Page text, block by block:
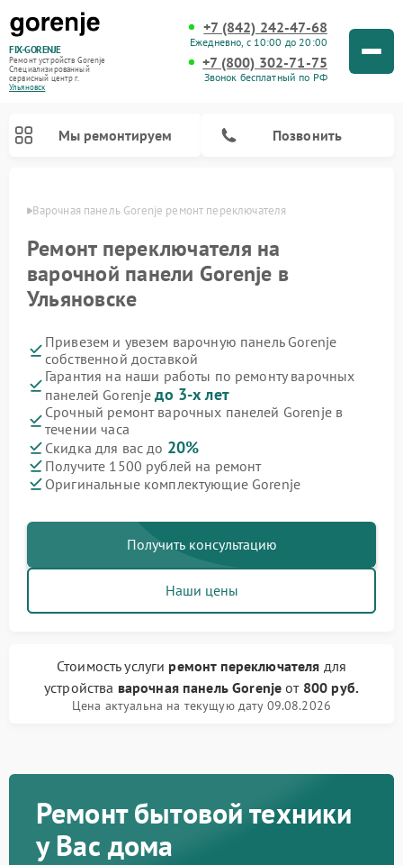
FIX-GORENJE
Ремонт устройств Gorenje
Специализированный
cервисный центр г.
Ульяновск
+7 (842) 242-47-68
Ежедневно, с 10:00 до 20:00
+7 (800) 302-71-75
Звонок бесплатный по РФ
Мы ремонтируем Позвонить
Варочная панель Gorenje ремонт переключателя
Ремонт переключателя на
варочной панели Gorenje в
Ульяновске
Привезем и увезем варочную панель Gorenje
собственной доставкой
Гарантия на наши работы по ремонту варочных
панелей Gorenjeдо 3-х лет
Срочный ремонт варочных панелей Gorenje в
течении часа
Скидка для вас до 20%
Получите 1500 рублей на ремонт
Оригинальные комплектующие Gorenje
Получить консультацию
Наши цены
Стоимость услуги ремонт переключателя для
устройства варочная панель Gorenje от 800 руб.
Цена актуальна на текущую дату 09.08.2026
Ремонт бытовой техники
у Вас дома